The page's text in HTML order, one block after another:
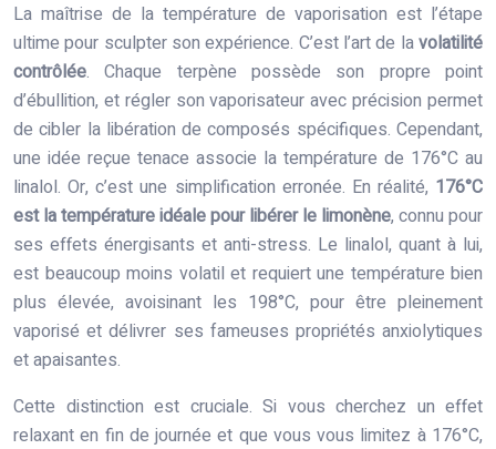
La maîtrise de la température de vaporisation est l’étape
ultime pour sculpter son expérience. C’est l’art de lavolatilité
contrôlée. Chaque terpène possède son propre point
d’ébullition, et régler son vaporisateur avec précision permet
de cibler la libération de composés spécifiques. Cependant,
une idée reçue tenace associe la température de 176°C au
linalol. Or, c’est une simplification erronée. En réalité, 176°C
est la température idéale pour libérer le limonène, connu pour
ses effets énergisants et anti-stress. Le linalol, quant à lui,
est beaucoup moins volatil et requiert une température bien
plus élevée, avoisinant les 198°C, pour être pleinement
vaporisé et délivrer ses fameuses propriétés anxiolytiques
et apaisantes.
Cette distinction est cruciale. Si vous cherchez un effet
relaxant en fin de journée et que vous vous limitez à 176°C,